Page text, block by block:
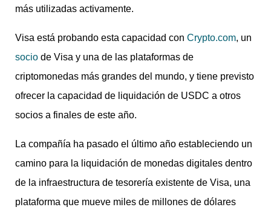
más utilizadas activamente.
Visa está probando esta capacidad con Crypto.com, un
socio de Visa y una de las plataformas de
criptomonedas más grandes del mundo, y tiene previsto
ofrecer la capacidad de liquidación de USDC a otros
socios a finales de este año.
La compañía ha pasado el último año estableciendo un
camino para la liquidación de monedas digitales dentro
de la infraestructura de tesorería existente de Visa, una
plataforma que mueve miles de millones de dólares